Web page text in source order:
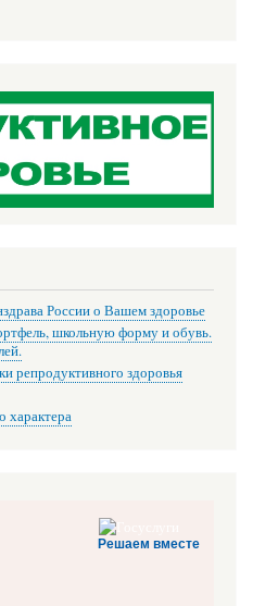
России о Вашем здоровье
школьную форму и обувь.
репродуктивного здоровья
характера
Решаем вместе